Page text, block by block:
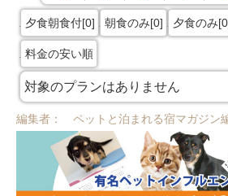
夕食朝食付[0] 朝食のみ[0] 夕食のみ
料金の安い順
対象のプランはありません
編集者： ペットと泊まれる宿マガジン